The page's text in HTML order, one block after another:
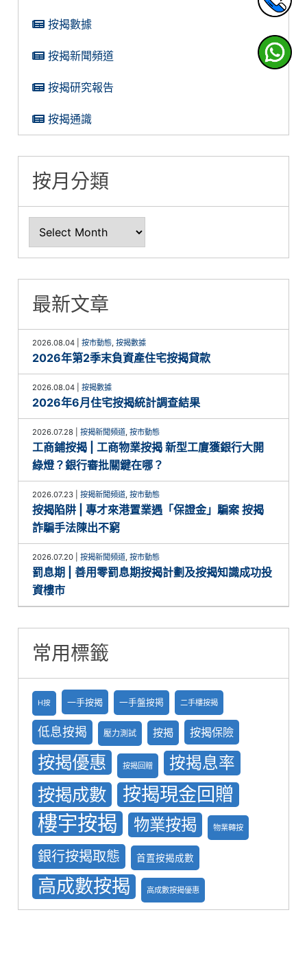
按揭數據
按揭新聞頻道
按揭研究報告
按揭通識
按月分類
最新文章
2026.08.04 |按市動態,按揭數據
2026年第2季末負資產住宅按揭貸款
2026.08.04 |按揭數據
2026年6月住宅按揭統計調查結果
2026.07.28 |按揭新聞頻道,按市動態
工商鋪按揭 | 工商物業按揭 新型工廈獲銀行大開
綠燈？銀行審批關鍵在哪？
2026.07.23 |按揭新聞頻道,按市動態
按揭陷阱 | 專才來港置業遇「保證金」騙案 按揭
詐騙手法陳出不窮
2026.07.20 |按揭新聞頻道,按市動態
罰息期 | 善用零罰息期按揭計劃及按揭知識成功投
資樓市
常用標籤
H按 一手按揭 一手盤按掲 二手樓按揭
低息按揭 壓力測試 按揭 按揭保險
按揭優惠 按揭回贈 按揭息率
按揭成數 按揭現金回贈
樓宇按揭 物業按揭 物業轉按
銀行按揭取態 首置按揭成數
高成數按揭 高成數按揭優惠